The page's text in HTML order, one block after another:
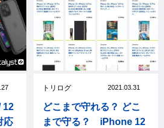
12
応
トリログ 2021.03.31
どこまで守れる？ どこ
まで守る？ iPhone 12